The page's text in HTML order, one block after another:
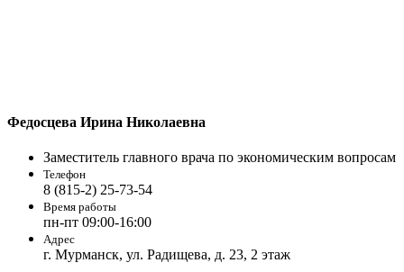
Федосцева Ирина Николаевна
Заместитель главного врача по экономическим вопросам
Телефон
8 (815-2) 25-73-54
Время работы
пн-пт 09:00-16:00
Адрес
г. Мурманск, ул. Радищева, д. 23, 2 этаж